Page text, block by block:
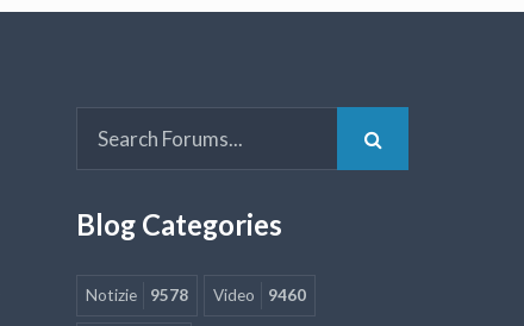
Blog Categories
Notizie 9578 Video 9460